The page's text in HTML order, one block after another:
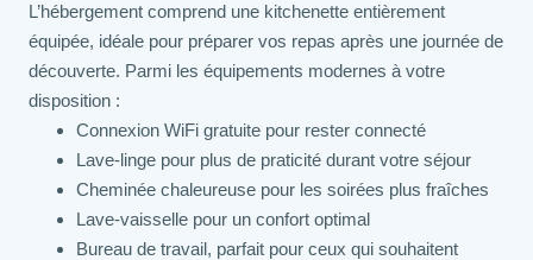
L’hébergement comprend une kitchenette entièrement
équipée, idéale pour préparer vos repas après une journée de
découverte. Parmi les équipements modernes à votre
disposition :
Connexion WiFi gratuite pour rester connecté
Lave-linge pour plus de praticité durant votre séjour
Cheminée chaleureuse pour les soirées plus fraîches
Lave-vaisselle pour un confort optimal
Bureau de travail, parfait pour ceux qui souhaitent